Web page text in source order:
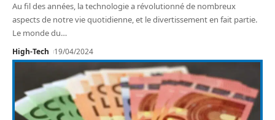
Au fil des années, la technologie a révolutionné de nombreux
aspects de notre vie quotidienne, et le divertissement en fait partie.
Le monde du…
High-Tech 19/04/2024